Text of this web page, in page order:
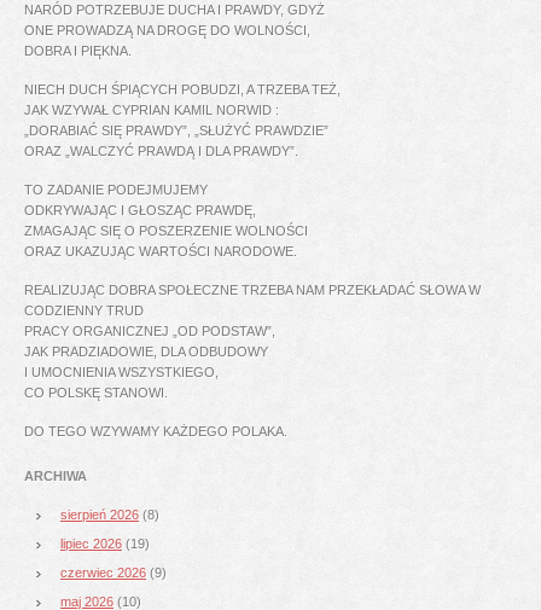
NARÓD POTRZEBUJE DUCHA I PRAWDY, GDYŻ
ONE PROWADZĄ NA DROGĘ DO WOLNOŚCI,
DOBRA I PIĘKNA.
NIECH DUCH ŚPIĄCYCH POBUDZI, A TRZEBA TEŻ,
JAK WZYWAŁ CYPRIAN KAMIL NORWID :
„DORABIAĆ SIĘ PRAWDY”, „SŁUŻYĆ PRAWDZIE”
ORAZ „WALCZYĆ PRAWDĄ I DLA PRAWDY”.
TO ZADANIE PODEJMUJEMY
ODKRYWAJĄC I GŁOSZĄC PRAWDĘ,
ZMAGAJĄC SIĘ O POSZERZENIE WOLNOŚCI
ORAZ UKAZUJĄC WARTOŚCI NARODOWE.
REALIZUJĄC DOBRA SPOŁECZNE TRZEBA NAM PRZEKŁADAĆ SŁOWA W
CODZIENNY TRUD
PRACY ORGANICZNEJ „OD PODSTAW”,
JAK PRADZIADOWIE, DLA ODBUDOWY
I UMOCNIENIA WSZYSTKIEGO,
CO POLSKĘ STANOWI.
DO TEGO WZYWAMY KAŻDEGO POLAKA.
ARCHIWA
sierpień 2026 (8)
lipiec 2026 (19)
czerwiec 2026 (9)
maj 2026 (10)